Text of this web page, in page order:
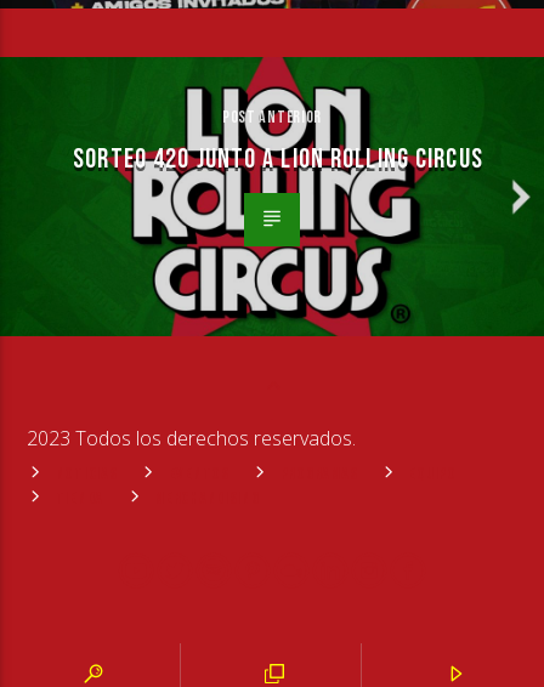
POST ANTERIOR
SORTEO 420 JUNTO A LION ROLLING CIRCUS
2023 Todos los derechos reservados.